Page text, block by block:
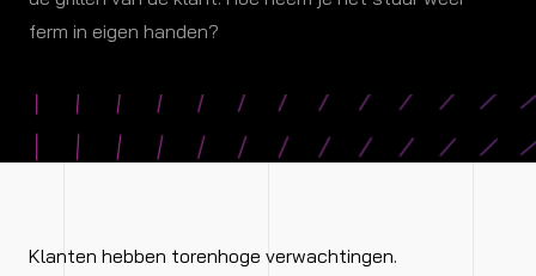
ferm in eigen handen?
Klanten hebben torenhoge verwachtingen.